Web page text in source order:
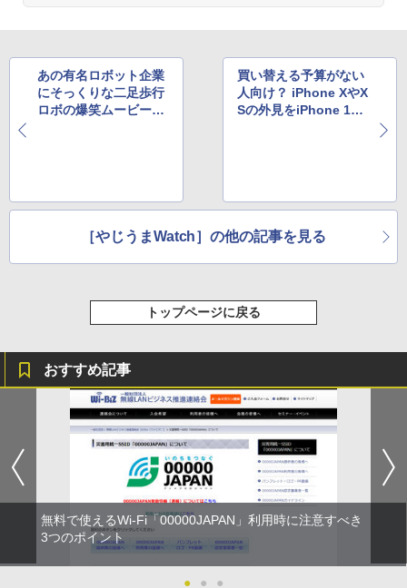
あの有名ロボット企業
にそっくりな二足歩行
ロボの爆笑ムービー、
買い替える予算がない
人向け？ iPhone XやX
Sの外見をiPhone 11
［やじうまWatch］の他の記事を見る
トップページに戻る
おすすめ記事
無料で使えるWi-Fi「00000JAPAN」利用時に注意すべき
3つのポイント
● ● ●